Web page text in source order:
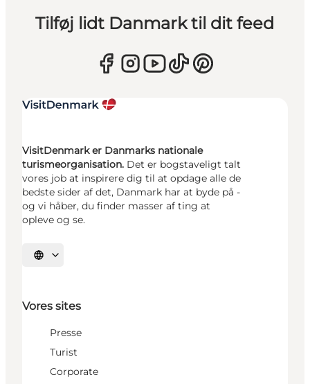
Tilføj lidt Danmark til dit feed
VisitDenmark er Danmarks nationale
turismeorganisation. Det er bogstaveligt talt
vores job at inspirere dig til at opdage alle de
bedste sider af det, Danmark har at byde på -
og vi håber, du finder masser af ting at
opleve og se.
Vælg sprog
Vores sites
Presse
Turist
Corporate